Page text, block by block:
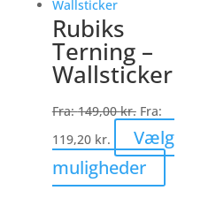
vælges
varesiden
Rubiks
Terning –
Wallsticker
Fra:149,00kr. Fra:
119,20 kr.
Vælg
muligheder
vare